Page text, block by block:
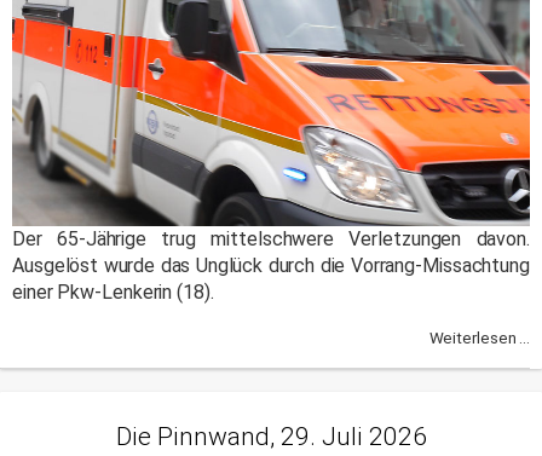
Der 65-Jährige trug mittelschwere Verletzungen davon.
Ausgelöst wurde das Unglück durch die Vorrang-Missachtung
einer Pkw-Lenkerin (18).
Weiterlesen ...
Die Pinnwand, 29. Juli 2026